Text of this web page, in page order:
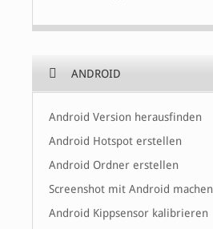
ANDROID
Android Version herausfinden
Android Hotspot erstellen
Android Ordner erstellen
Screenshot mit Android machen
Android Kippsensor kalibrieren